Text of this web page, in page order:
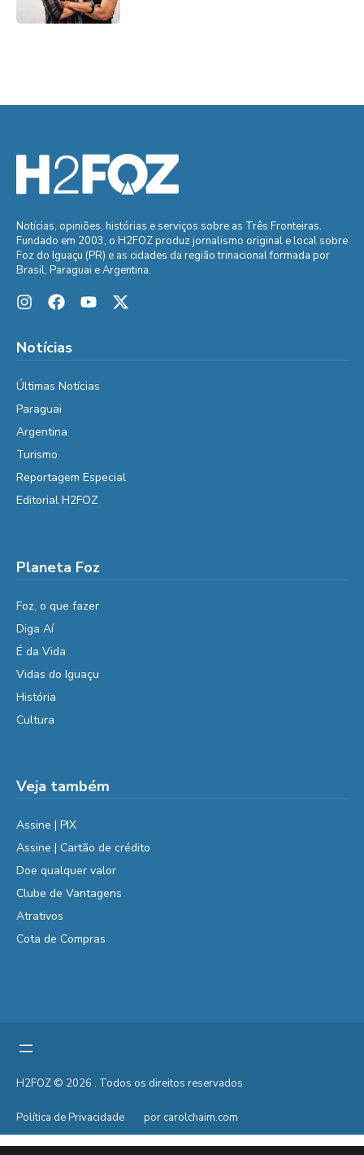
Notícias, opiniões, histórias e serviços sobre as Três Fronteiras.
Fundado em 2003, o H2FOZ produz jornalismo original e local sobre
Foz do Iguaçu (PR) e as cidades da região trinacional formada por
Brasil, Paraguai e Argentina.
Notícias
Últimas Notícias
Paraguai
Argentina
Turismo
Reportagem Especial
Editorial H2FOZ
Planeta Foz
Foz, o que fazer
Diga Aí
É da Vida
Vidas do Iguaçu
História
Cultura
Veja também
Assine | PIX
Assine | Cartão de crédito
Doe qualquer valor
Clube de Vantagens
Atrativos
Cota de Compras
H2FOZ © 2026 . Todos os direitos reservados
Política de Privacidade por carolchaim.com